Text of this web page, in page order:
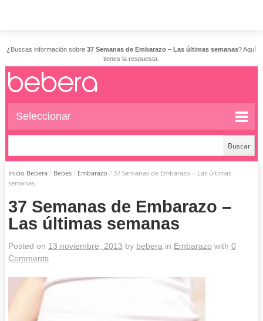
¿Buscas información sobre37 Semanas de Embarazo – Las últimas semanas? Aquí
tienes la respuesta.
Seleccionar
Inicio Bebera / Bebes / Embarazo / 37 Semanas de Embarazo – Las últimas
semanas
37 Semanas de Embarazo –
Las últimas semanas
Posted on 13 noviembre, 2013 by bebera in Embarazo with 0
Comments